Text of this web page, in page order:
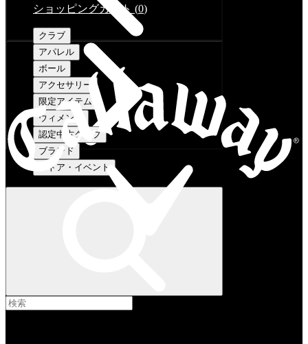
ショッピングカート (0)
クラブ
アパレル
ボール
アクセサリー
限定アイテム
ウィメンズ
認定中古クラブ
ブランド
ストア・イベント